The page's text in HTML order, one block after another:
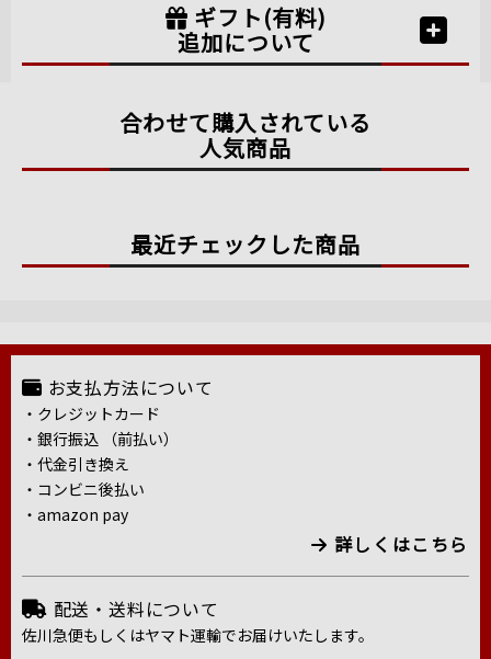
ギフト(有料)
追加について
合わせて購入されている
人気商品
最近チェックした商品
お支払方法について
・クレジットカード
・銀行振込 （前払い）
・代金引き換え
・コンビニ後払い
・amazon pay
詳しくはこちら
配送・送料について
佐川急便もしくはヤマト運輸でお届けいたします。